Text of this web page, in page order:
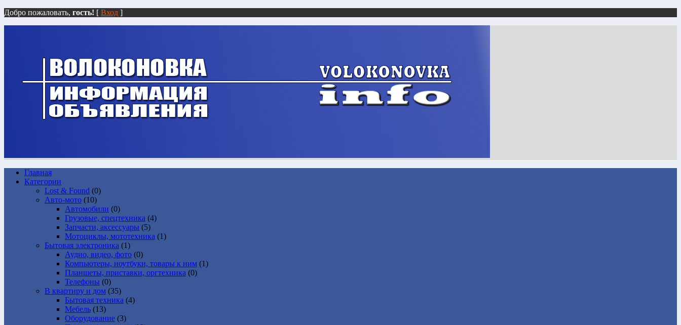
Добро пожаловать, гость! [ Вход ]
Главная
Категории
Lost & Found (0)
Авто-мото (10)
Автомобили (0)
Грузовые, спецтехника (4)
Запчасти, аксессуары (5)
Мотоциклы, мототехника (1)
Бытовая электроника (1)
Аудио, видео, фото (0)
Компьютеры, ноутбуки, товары к ним (1)
Планшеты, приставки, оргтехника (0)
Телефоны (0)
В квартиру и дом (35)
Бытовая техника (4)
Мебель (13)
Оборудование (3)